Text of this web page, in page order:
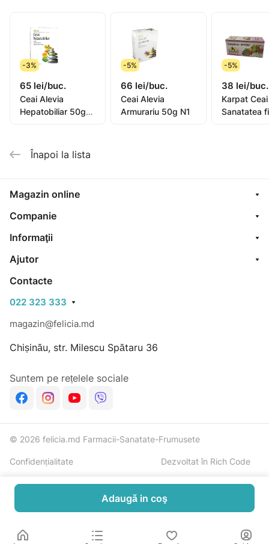
înainte de mese.
-3%
65 lei/buc.
Ceai Alevia
Hepatobiliar 50g
-5%
66 lei/buc.
Ceai Alevia
Armurariu 50g N1
-5%
38 lei/buc.
Karpat Ceai
Sanatatea
Înapoi la lista
Magazin online
Companie
Informaţii
Ajutor
Contacte
022 323 333
magazin@felicia.md
Chișinău, str. Milescu Spătaru 36
Suntem pe rețelele sociale
© 2026 felicia.md Farmacii-Sanatate-Frumusete
Confidențialitate Dezvoltat în Rich Code
Adaugă in coş